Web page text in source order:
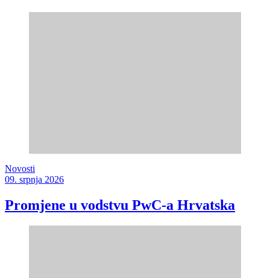
Novosti
09. srpnja 2026
Promjene u vodstvu PwC-a Hrvatska